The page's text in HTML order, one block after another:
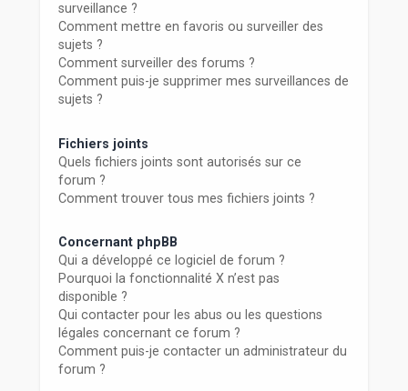
surveillance ?
Comment mettre en favoris ou surveiller des
sujets ?
Comment surveiller des forums ?
Comment puis-je supprimer mes surveillances de
sujets ?
Fichiers joints
Quels fichiers joints sont autorisés sur ce
forum ?
Comment trouver tous mes fichiers joints ?
Concernant phpBB
Qui a développé ce logiciel de forum ?
Pourquoi la fonctionnalité X n’est pas
disponible ?
Qui contacter pour les abus ou les questions
légales concernant ce forum ?
Comment puis-je contacter un administrateur du
forum ?